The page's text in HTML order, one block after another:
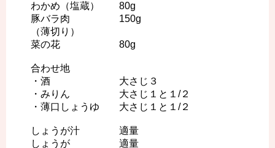
わかめ（塩蔵） 80g
豚バラ肉 150g
（薄切り）
菜の花 80g
合わせ地
・酒 大さじ３
・みりん 大さじ１と１/２
・薄口しょうゆ 大さじ１と１/２
しょうが汁 適量
しょうが 適量